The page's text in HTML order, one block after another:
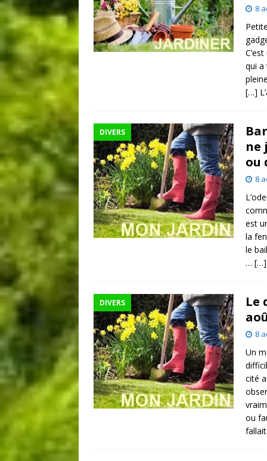
8
qui a
[…]
DIVERS
ne
ou
8
est
la
le
… […]
DIVERS
Le
8
Un
cité
ou